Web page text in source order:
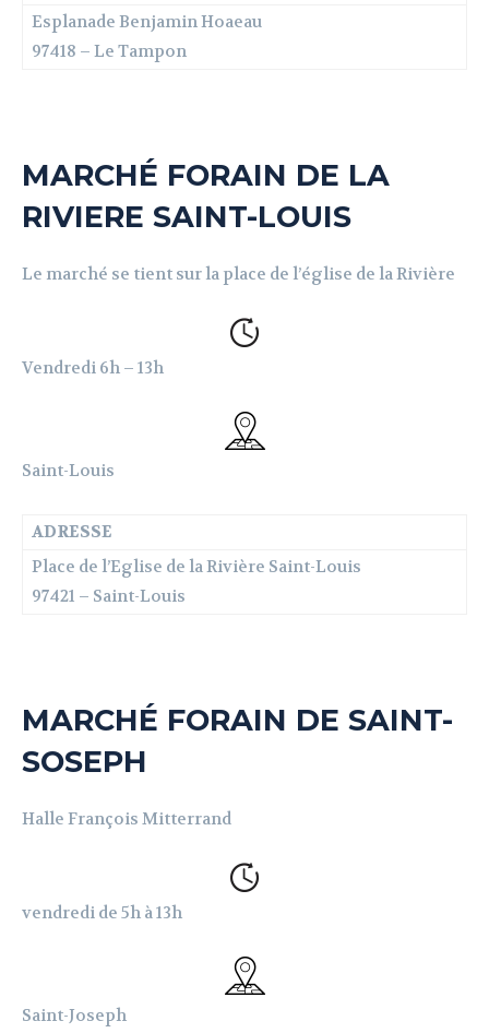
Esplanade Benjamin Hoaeau
97418 – Le Tampon
MARCHÉ FORAIN DE LA
RIVIERE SAINT-LOUIS
Le marché se tient sur la place de l’église de la Rivière
Vendredi 6h – 13h
Saint-Louis
ADRESSE
Place de l’Eglise de la Rivière Saint-Louis
97421 – Saint-Louis
MARCHÉ FORAIN DE SAINT-
SOSEPH
Halle François Mitterrand
vendredi de 5h à 13h
Saint-Joseph